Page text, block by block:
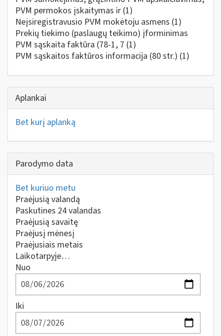
PVM permokos įskaitymas ir (1)
Neįsiregistravusio PVM mokėtoju asmens (1)
Prekių tiekimo (paslaugų teikimo) įforminimas
PVM sąskaita faktūra (78-1, 7 (1)
PVM sąskaitos faktūros informacija (80 str.) (1)
Aplankai
Bet kurį aplanką
Parodymo data
Bet kuriuo metu
Praėjusią valandą
Paskutines 24 valandas
Praėjusią savaitę
Praėjusį mėnesį
Praėjusiais metais
Laikotarpyje…
Nuo
Iki